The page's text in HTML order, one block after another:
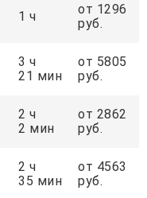
1 ч
от 1296
руб.
3 ч
21 мин
от 5805
руб.
2 ч
2 мин
от 2862
руб.
2 ч
35 мин
от 4563
руб.